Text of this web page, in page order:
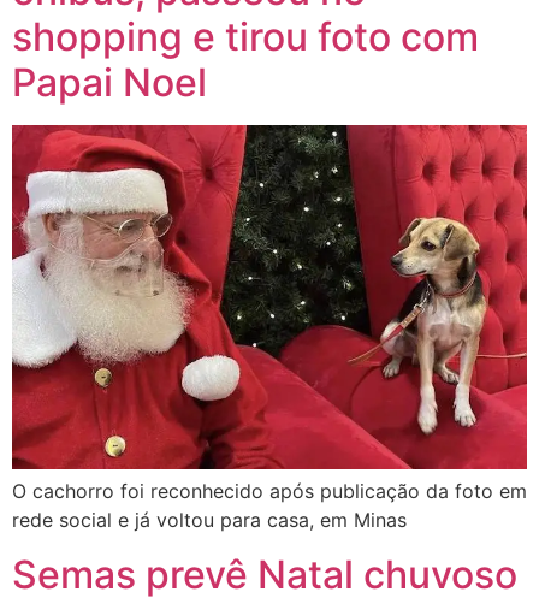
shopping e tirou foto com
Papai Noel
O cachorro foi reconhecido após publicação da foto em
rede social e já voltou para casa, em Minas
Semas prevê Natal chuvoso